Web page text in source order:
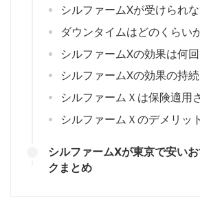
シルファームXが受けられ
ダウンタイムはどのくらい
シルファームXの効果は何
シルファームXの効果の持
シルファームＸは保険適用
シルファームＸのデメリッ
シルファームXが東京で安い
クまとめ